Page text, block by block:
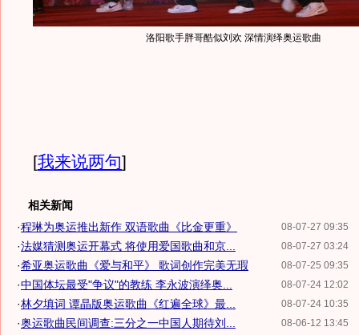
洛阳歌手胖哥酷似刘欢 深情演绎奥运歌曲
[我来说两句]
相关新闻
08-07-27 09:35
·程琳为奥运推出新作 双语歌曲《比金更重》
08-07-27 03:24
·法媒猜测奥运开幕式 将使用爱国歌曲和京...
08-07-25 09:35
·希亚奥运歌曲《爱与和平》 歌词创作完美无瑕
08-07-24 12:02
·中国体坛最受"争议"的教练 李永波演绎奥...
08-07-24 10:35
·林夕填词 谭晶版奥运歌曲《红遍全球》最...
08-06-12 13:45
·奥运歌曲民间调查:三分之一中国人期待刘...